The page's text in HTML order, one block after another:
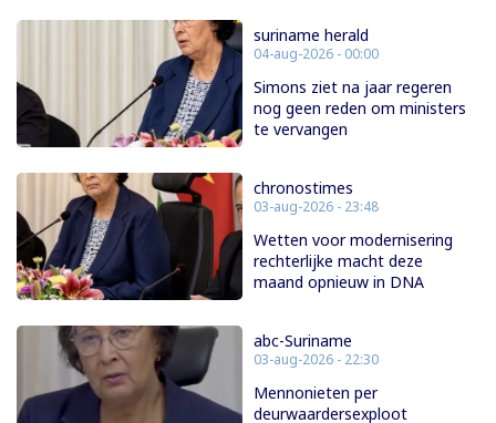
suriname herald
04-aug-2026 - 00:00
Simons ziet na jaar regeren
nog geen reden om ministers
te vervangen
chronostimes
03-aug-2026 - 23:48
Wetten voor modernisering
rechterlijke macht deze
maand opnieuw in DNA
abc-Suriname
03-aug-2026 - 22:30
Mennonieten per
deurwaardersexploot